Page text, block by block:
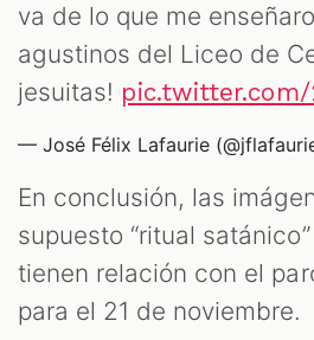
va de lo que me
agustinos del Liceo de
jesuitas! pic.twitter.com/
— José Félix Lafaurie
En conclusión, las
supuesto “ritual
tienen relación con el
para el 21 de noviembre.